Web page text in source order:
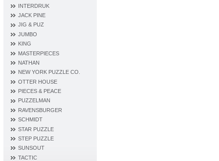
INTERDRUK
JACK PINE
JIG & PUZ
JUMBO
KING
MASTERPIECES
NATHAN
NEW YORK PUZZLE CO.
OTTER HOUSE
PIECES & PEACE
PUZZELMAN
RAVENSBURGER
SCHMIDT
STAR PUZZLE
STEP PUZZLE
SUNSOUT
TACTIC